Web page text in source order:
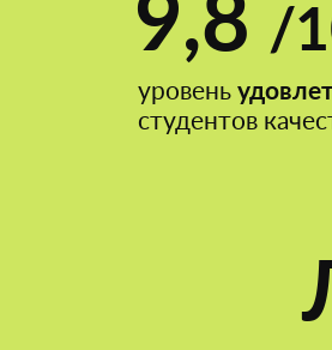
/
уровень
студентов